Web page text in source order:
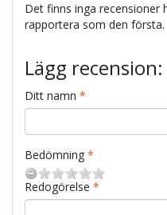
Det finns inga recensioner
rapportera som den första.
Lägg recension:
Ditt namn
Bedömning
Redogörelse